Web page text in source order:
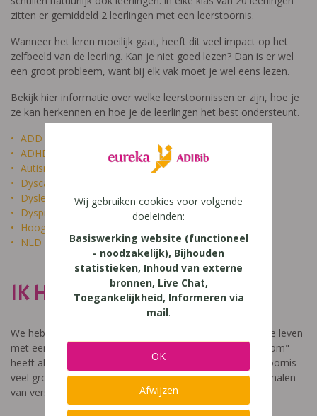
zitten er gemiddeld 2 leerlingen met een leerstoornis.
Wanneer het leren moeilijk gaat, heeft dit veel impact op het
zelfbeeld van de leerling. Kan je niet goed lezen? Dan is er wel
een groot probleem, want bij elk vak moet je wel eens lezen.
Bekijk hier informatie over welke leerstoornissen er zijn, hoe je
ze kan herkennen en hoe je de leerlingen het best ondersteunt.
ADD
ADHD
Autisme
Dyscalculie
Dyslexie
Dyspraxie
Hoogbegaafdheid
NLD
IK HEET NIET DOM
We hebben een video gemaakt die toont hoe het is om te leven
met een leerstoornis. De film met als titel: "Ik heet niet dom"
heeft als doel aan te tonen dat de impact van een leerstoornis
veel groter is dan enkel wat je ziet in de klas. Je hoort verhalen
van verschillende leerlingen en ouders.
Wij gebruiken cookies voor volgende
doeleinden:
Basiswerking website (functioneel
- noodzakelijk), Bijhouden
statistieken, Inhoud van externe
bronnen, Live Chat,
Toegankelijkheid, Informeren via
mail.
OK
Afwijzen